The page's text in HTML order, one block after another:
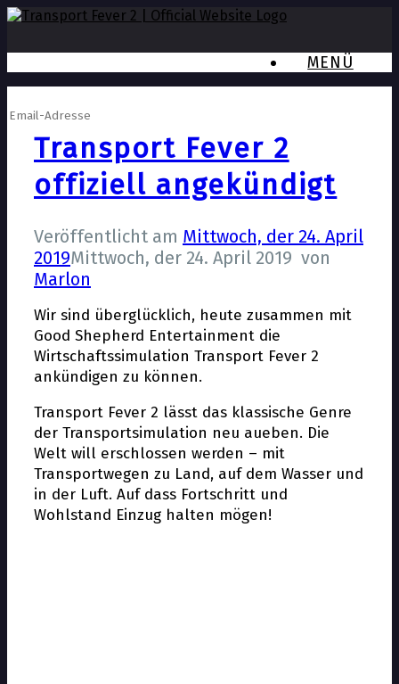
MENÜ
Transport Fever 2
offiziell angekündigt
Veröffentlicht am Mittwoch, der 24. April
2019Mittwoch, der 24. April 2019 von
Marlon
Wir sind überglücklich, heute zusammen mit
Good Shepherd Entertainment die
Wirtschaftssimulation Transport Fever 2
ankündigen zu können.
Transport Fever 2 lässt das klassische Genre
der Transportsimulation neu aufleben. Die
Welt will erschlossen werden – mit
Transportwegen zu Land, auf dem Wasser und
in der Luft. Auf dass Fortschritt und
Wohlstand Einzug halten mögen!